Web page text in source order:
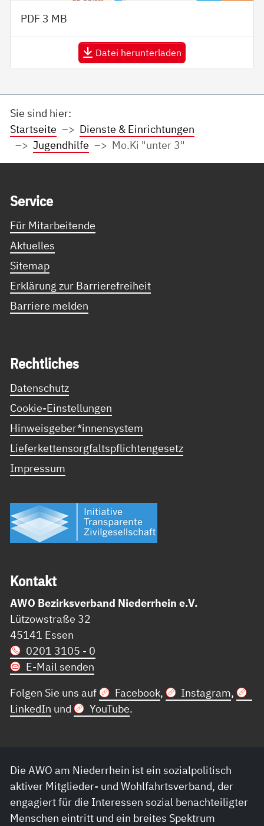
PDF 3 MB
Datei herunterladen
Sie sind hier:
Startseite
Dienste & Einrichtungen
Jugendhilfe
Mo.Ki "unter 3"
Ser­vice
Für Mitarbeitende
Aktuelles
Sitemap
Erklärung zur Barrierefreiheit
Barriere melden
Recht­li­ches
Datenschutz
Cookie-Einstellungen
Hinweisgeber*innensystem
Lieferkettensorgfaltspflichtengesetz
Impressum
Kon­takt
AWO Bezirksverband Niederrhein e.V.
Lützowstraße 32
45141 Essen
0201 3105 - 0
E-Mail senden
Folgen Sie uns auf
Facebook, Instagram,
LinkedIn und YouTube.
Die AWO am Niederrhein ist ein sozialpolitisch
aktiver Mitglieder- und Wohlfahrtsverband, der
engagiert für die Interessen sozial benachteiligter
Menschen eintritt und ein breites Spektrum